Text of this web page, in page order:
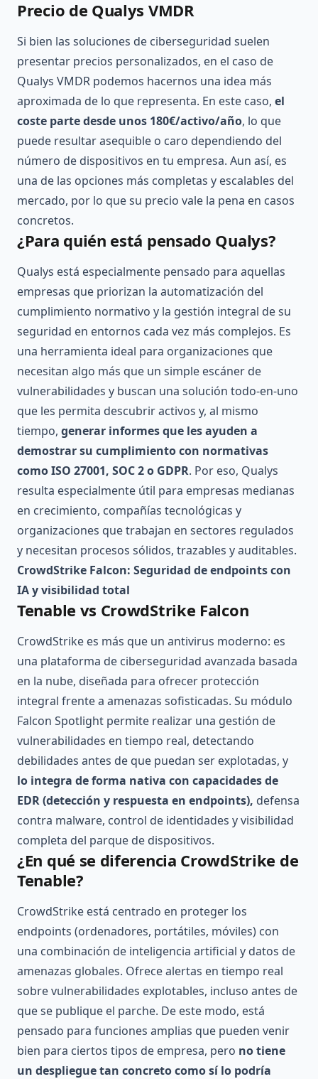
Precio de Qualys VMDR
Si bien las soluciones de ciberseguridad suelen
presentar precios personalizados, en el caso de
Qualys VMDR podemos hacernos una idea más
aproximada de lo que representa. En este caso, el
coste parte desde unos 180€/activo/año, lo que
puede resultar asequible o caro dependiendo del
número de dispositivos en tu empresa. Aun así, es
una de las opciones más completas y escalables del
mercado, por lo que su precio vale la pena en casos
concretos.
¿Para quién está pensado Qualys?
Qualys está especialmente pensado para aquellas
empresas que priorizan la automatización del
cumplimiento normativo y la gestión integral de su
seguridad en entornos cada vez más complejos. Es
una herramienta ideal para organizaciones que
necesitan algo más que un simple escáner de
vulnerabilidades y buscan una solución todo-en-uno
que les permita descubrir activos y, al mismo
tiempo, generar informes que les ayuden a
demostrar su cumplimiento con normativas
como ISO 27001, SOC 2 o GDPR. Por eso, Qualys
resulta especialmente útil para empresas medianas
en crecimiento, compañías tecnológicas y
organizaciones que trabajan en sectores regulados
y necesitan procesos sólidos, trazables y auditables.
CrowdStrike Falcon: Seguridad de endpoints con
IA y visibilidad total
Tenable vs CrowdStrike Falcon
CrowdStrike es más que un antivirus moderno: es
una plataforma de ciberseguridad avanzada basada
en la nube, diseñada para ofrecer protección
integral frente a amenazas sofisticadas. Su módulo
Falcon Spotlight permite realizar una gestión de
vulnerabilidades en tiempo real, detectando
debilidades antes de que puedan ser explotadas, y
lo integra de forma nativa con capacidades de
EDR (detección y respuesta en endpoints), defensa
contra malware, control de identidades y visibilidad
completa del parque de dispositivos.
¿En qué se diferencia CrowdStrike de
Tenable?
CrowdStrike está centrado en proteger los
endpoints (ordenadores, portátiles, móviles) con
una combinación de inteligencia artificial y datos de
amenazas globales. Ofrece alertas en tiempo real
sobre vulnerabilidades explotables, incluso antes de
que se publique el parche. De este modo, está
pensado para funciones amplias que pueden venir
bien para ciertos tipos de empresa, pero no tiene
un despliegue tan concreto como sí lo podría